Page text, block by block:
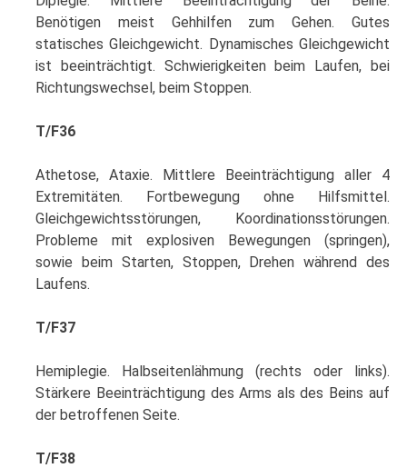
Benötigen meist Gehhilfen zum Gehen. Gutes
statisches Gleichgewicht. Dynamisches Gleichgewicht
ist beeinträchtigt. Schwierigkeiten beim Laufen, bei
Richtungswechsel, beim Stoppen.
T/F36
Athetose, Ataxie. Mittlere Beeinträchtigung aller 4
Extremitäten. Fortbewegung ohne Hilfsmittel.
Gleichgewichtsstörungen, Koordinationsstörungen.
Probleme mit explosiven Bewegungen (springen),
sowie beim Starten, Stoppen, Drehen während des
Laufens.
T/F37
Hemiplegie. Halbseitenlähmung (rechts oder links).
Stärkere Beeinträchtigung des Arms als des Beins auf
der betroffenen Seite.
T/F38